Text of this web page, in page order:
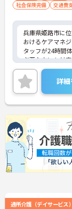
社会保険完備
交通費
兵庫県姫路市に
おけるケアマネ
タッフが24時間
必要な方にも対
バランスに配慮
安心して暮らせ
残業は月平均10
スを大切にしな
ご興味のある方
に詳細をご案内
い！
詳
通所介護（デイサービス）